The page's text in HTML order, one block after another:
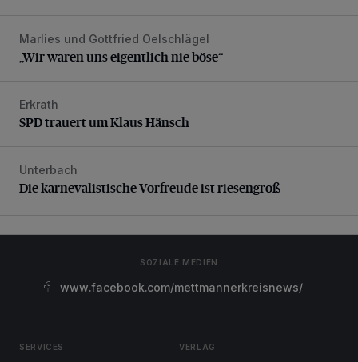
„Wir waren uns eigentlich nie böse“
Marlies und Gottfried Oelschlägel
„Wir waren uns eigentlich nie böse“
SPD trauert um Klaus Hänsch
Erkrath
SPD trauert um Klaus Hänsch
Die karnevalistische Vorfreude ist riesengroß
Unterbach
Die karnevalistische Vorfreude ist riesengroß
SOZIALE MEDIEN
www.facebook.com/mettmannerkreisnews/
SERVICES VERLAG